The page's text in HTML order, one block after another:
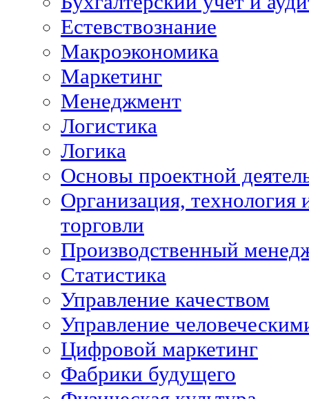
Естевствознание
Макроэкономика
Маркетинг
Менеджмент
Логистика
Логика
Основы проектной
Организация, технология
торговли
Производственный
Статистика
Управление качеством
Управление
Цифровой маркетинг
Фабрики будущего